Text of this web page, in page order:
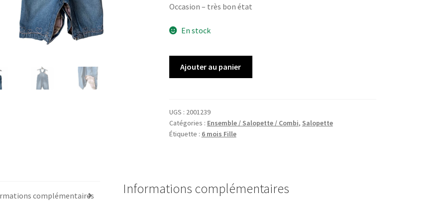
Occasion – très bon état
En stock
Ajouter au panier
UGS : 2001239
Catégories : Ensemble / Salopette / Combi, Salopette
Étiquette : 6 mois Fille
complémentaires Informations complémentaires